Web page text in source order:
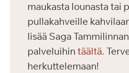
maukasta lounasta tai
pullakahveille
lisää Saga
palveluihin täältä.
herkuttelemaan!